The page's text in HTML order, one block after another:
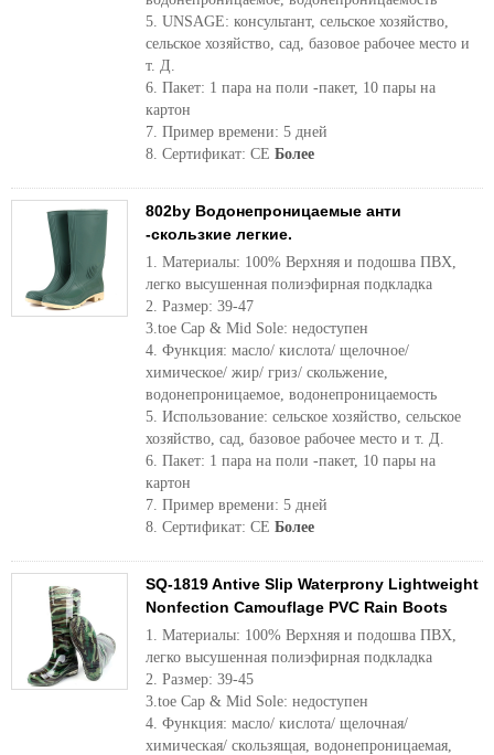
5. UNSAGE: консультант, сельское хозяйство,
сельское хозяйство, сад, базовое рабочее место и
т. Д.
6. Пакет: 1 пара на поли -пакет, 10 пары на
картон
7. Пример времени: 5 дней
8. Сертификат: CE Более
802by Водонепроницаемые анти
-скользкие легкие.
1. Материалы: 100% Верхняя и подошва ПВХ,
легко высушенная полиэфирная подкладка
2. Размер: 39-47
3.toe Cap & Mid Sole: недоступен
4. Функция: масло/ кислота/ щелочное/
химическое/ жир/ гриз/ скольжение,
водонепроницаемое, водонепроницаемость
5. Использование: сельское хозяйство, сельское
хозяйство, сад, базовое рабочее место и т. Д.
6. Пакет: 1 пара на поли -пакет, 10 пары на
картон
7. Пример времени: 5 дней
8. Сертификат: CE Более
SQ-1819 Antive Slip Waterprony Lightweight
Nonfection Camouflage PVC Rain Boots
1. Материалы: 100% Верхняя и подошва ПВХ,
легко высушенная полиэфирная подкладка
2. Размер: 39-45
3.toe Cap & Mid Sole: недоступен
4. Функция: масло/ кислота/ щелочная/
химическая/ скользящая, водонепроницаемая,